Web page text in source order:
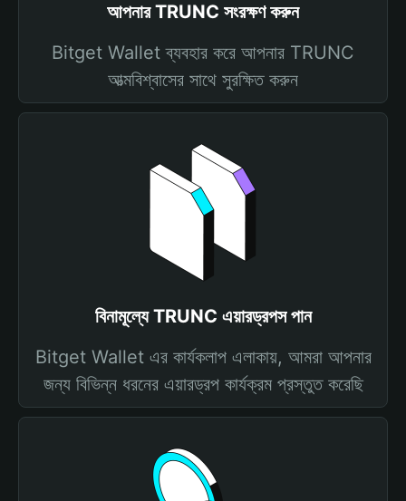
আপনার TRUNC সংরক্ষণ করুন
Bitget Wallet ব্যবহার করে আপনার TRUNC
আত্মবিশ্বাসের সাথে সুরক্ষিত করুন
বিনামূল্যে TRUNC এয়ারড্রপস পান
Bitget Wallet এর কার্যকলাপ এলাকায়, আমরা আপনার
জন্য বিভিন্ন ধরনের এয়ারড্রপ কার্যক্রম প্রস্তুত করেছি